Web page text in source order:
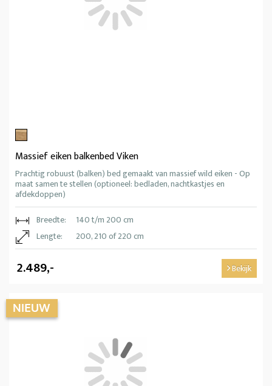
Massief eiken balkenbed Viken
Prachtig robuust (balken) bed gemaakt van massief wild eiken - Op
maat samen te stellen (optioneel: bedladen, nachtkastjes en
afdekdoppen)
Breedte:
140 t/m 200 cm
Lengte:
200, 210 of 220 cm
2.489,- Bekijk